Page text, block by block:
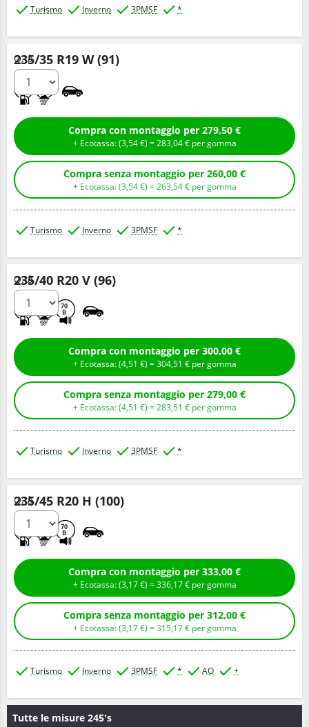
Turismo Inverno 3PMSF *
235/35 R19 W (91)
Q.tà
Compra con montaggio per 279,50 €
+ Ecotassa: (3,54€ ) =283,04€ per gomma
Compra senza montaggio per 260,00 €
+ Ecotassa: (3,54€ ) =263,54€ per gomma
Turismo Inverno 3PMSF *
235/40 R20 V (96)
70
B
Q.tà
Compra con montaggio per 300,00 €
+ Ecotassa: (4,51 € ) =304,51 € per gomma
Compra senza montaggio per 279,00 €
+ Ecotassa: (4,51 € ) =283,51 € per gomma
Turismo Inverno 3PMSF *
235/45 R20 H (100)
70
B
Q.tà
Compra con montaggio per 333,00 €
+ Ecotassa: (3,17€ ) =336,17€ per gomma
Compra senza montaggio per 312,00 €
+ Ecotassa: (3,17€ ) =315,17€ per gomma
Turismo Inverno 3PMSF * AO +
Tutte le misure 245's